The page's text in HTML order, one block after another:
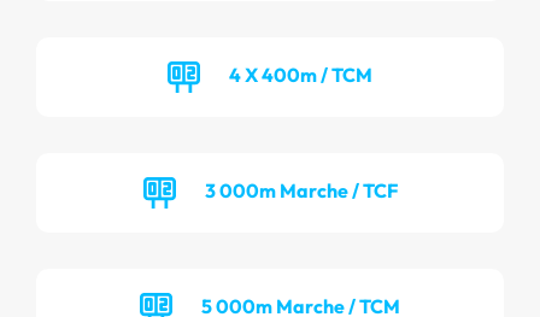
4 X 400m / TCM
3 000m Marche / TCF
5 000m Marche / TCM